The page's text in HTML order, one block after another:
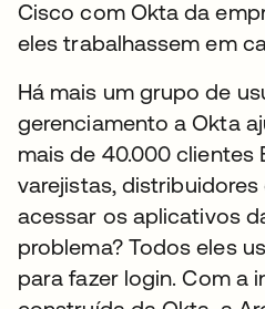
Cisco com Okta da
eles trabalhassem em
Há mais um grupo de
gerenciamento a Okta
mais de 40.000 clientes
varejistas,
acessar os aplicativos
problema? Todos eles
para fazer login. Com a